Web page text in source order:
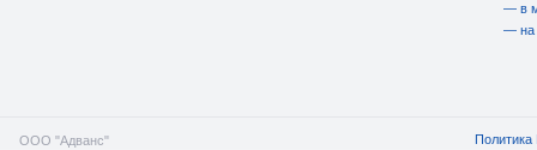
— в
— на
ООО "Адванс" Политика